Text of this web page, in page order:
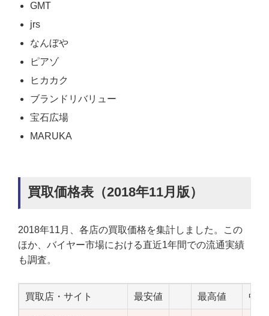
GMT
jrs
なんぼや
ピアゾ
ヒカカク
ブランドリバリュー
宝石広場
MARUKA
買取価格表（2018年11月版）
2018年11月、各店の買取価格を集計しました。この
ほか、バイヤー市場における直近1年間での流通実績
も調査。
買取店・サイト 最安値 最高値 中